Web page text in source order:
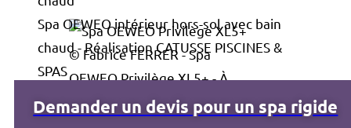
© Fabrice FERRER - Spa
OEWEO Privilège XL5+ - À
partir de 13 990 € TTC*
Spa OEWEO intérieur hors-sol avec bain
chaud - Réalisation CATUSSE PISCINES &
SPAS
Demander un devis pour un spa rigide